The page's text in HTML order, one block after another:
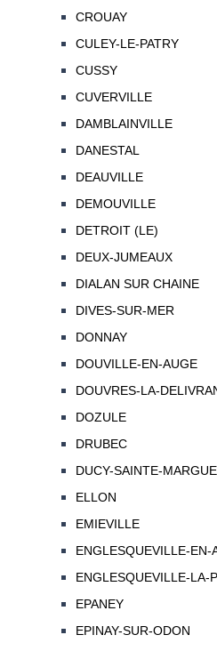
CROUAY
CULEY-LE-PATRY
CUSSY
CUVERVILLE
DAMBLAINVILLE
DANESTAL
DEAUVILLE
DEMOUVILLE
DETROIT (LE)
DEUX-JUMEAUX
DIALAN SUR CHAINE
DIVES-SUR-MER
DONNAY
DOUVILLE-EN-AUGE
DOUVRES-LA-
DOZULE
DRUBEC
DUCY-SAINTE-
ELLON
EMIEVILLE
ENGLESQUEVILLE-EN-
ENGLESQUEVILLE-LA-
EPANEY
EPINAY-SUR-ODON